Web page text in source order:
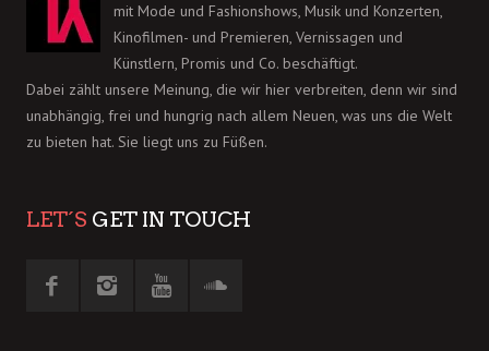
mit Mode und Fashionshows, Musik und Konzerten,
Kinofilmen- und Premieren, Vernissagen und
Künstlern, Promis und Co. beschäftigt.
Dabei zählt unsere Meinung, die wir hier verbreiten, denn wir sind
unabhängig, frei und hungrig nach allem Neuen, was uns die Welt
zu bieten hat. Sie liegt uns zu Füßen.
LET´S GET IN TOUCH